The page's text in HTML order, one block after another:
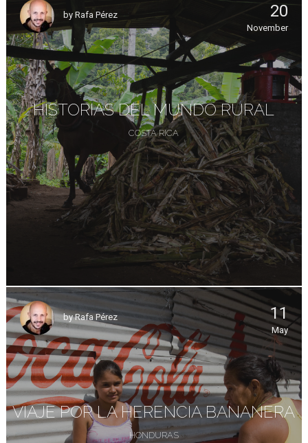
by Rafa Pérez 20
November
HISTORIAS DEL MUNDO RURAL
COSTA RICA
byRafa Pérez 11
May
VIAJE POR LA HERENCIA BANANERA
HONDURAS